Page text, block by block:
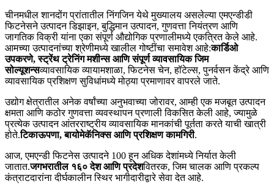
चीनमधील शानदोंग प्रांतातील निंगजिन येथे मुख्यालय असलेल्या एमएन्डीडी
फिटनेसने उत्पादन डिझाइन, बुद्धिमान उत्पादन, गुणवत्ता नियंत्रण आणि
जागतिक विक्री यांना एका संपूर्ण औद्योगिक प्रणालीमध्ये एकत्रित केले आहे.
आमच्या उत्पादनांच्या श्रेणीमध्ये खालील गोष्टींचा समावेश आहे:कार्डिओ
उपकरणे, स्ट्रेंथ ट्रेनिंग मशीन्स आणि संपूर्ण व्यावसायिक जिम
सोल्यूशन्सव्यावसायिक व्यायामशाळा, फिटनेस चेन, हॉटेल्स, पुनर्वसन केंद्रे आणि
व्यावसायिक प्रशिक्षण सुविधांमध्ये मोठ्या प्रमाणावर वापरले जाते.
उद्योग क्षेत्रातील अनेक वर्षांच्या अनुभवाच्या जोरावर, आम्ही एक मजबूत उत्पादन
क्षमता आणि कठोर गुणवत्ता व्यवस्थापन प्रणाली विकसित केली आहे, ज्यामुळे
प्रत्येक उत्पादन आंतरराष्ट्रीय व्यावसायिक मानकांची पूर्तता करते याची खात्री
होते.टिकाऊपणा, बायोमेकॅनिक्स आणि प्रशिक्षण कामगिरी.
आज, एमएन्डी फिटनेस उत्पादने 100 हून अधिक देशांमध्ये निर्यात केली
जातात.जगभरातील १६० देश आणि प्रदेशवितरक, जिम चालक आणि प्रकल्प
कंत्राटदारांना दीर्घकालीन स्थिर भागीदारीद्वारे सेवा देत आहे.